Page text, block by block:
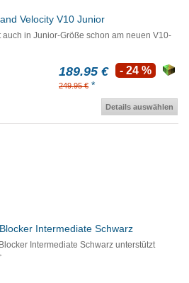
Velocity V10 Junior
auch in Junior-Größe schon am neuen V10-
189.95 €
249.95 € *
- 24 %
Details auswählen
Intermediate Schwarz
Intermediate Schwarz unterstützt